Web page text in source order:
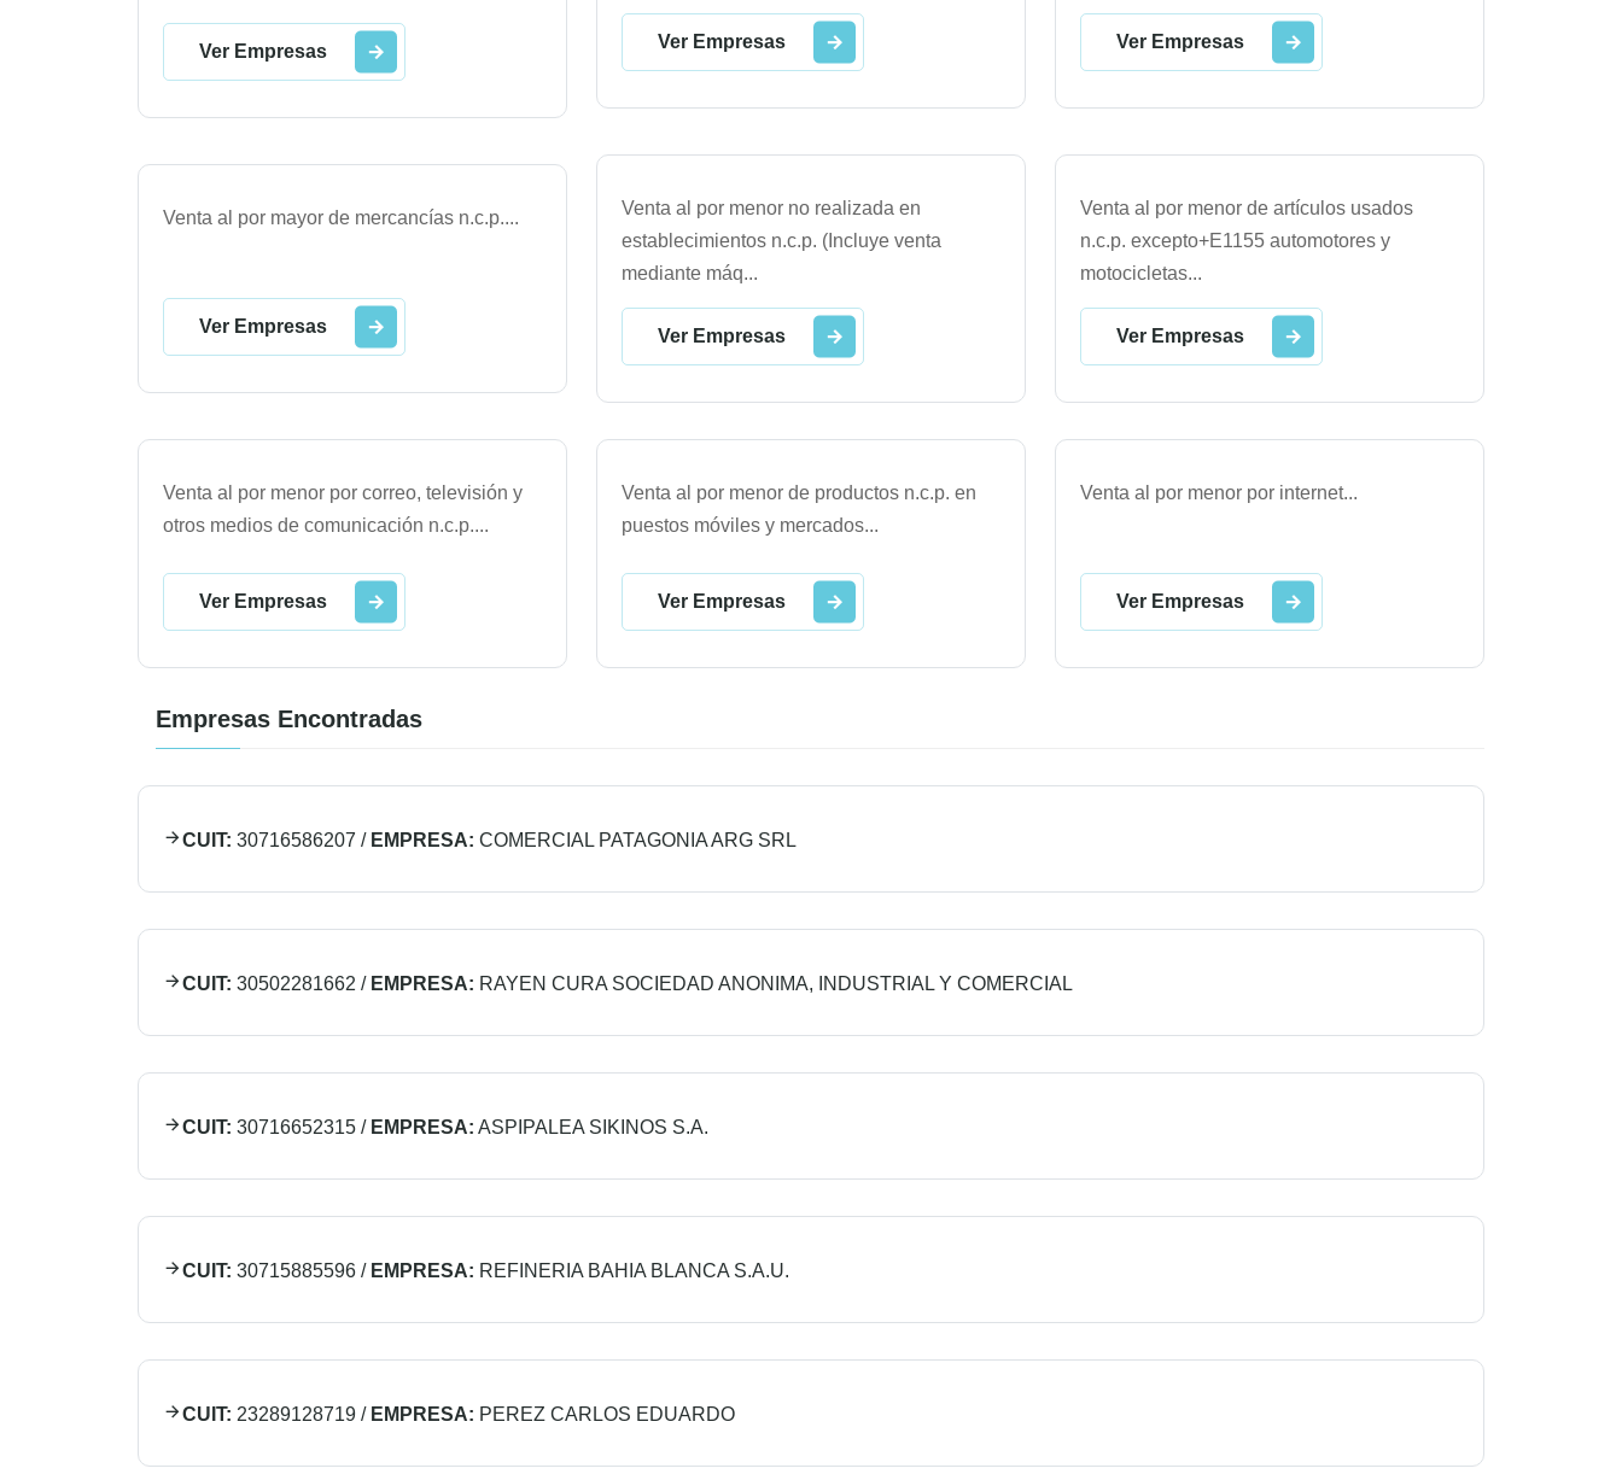
Ver Empresas Ver Empresas Ver Empresas
Venta al por mayor de mercancías n.c.p....
Ver Empresas
Venta al por menor no realizada en
establecimientos n.c.p. (Incluye venta
mediante máq...
Ver Empresas
Venta al por menor de artículos usados
n.c.p. excepto+E1155 automotores y
motocicletas...
Ver Empresas
Venta al por menor por correo, televisión y
otros medios de comunicación n.c.p....
Ver Empresas
Venta al por menor de productos n.c.p. en
puestos móviles y mercados...
Ver Empresas
Venta al por menor por internet...
Ver Empresas
Empresas Encontradas
CUIT: 30716586207 / EMPRESA: COMERCIAL PATAGONIA ARG SRL
CUIT: 30502281662 / EMPRESA: RAYEN CURA SOCIEDAD ANONIMA, INDUSTRIAL Y COMERCIAL
CUIT: 30716652315 / EMPRESA: ASPIPALEA SIKINOS S.A.
CUIT: 30715885596 / EMPRESA: REFINERIA BAHIA BLANCA S.A.U.
CUIT: 23289128719 / EMPRESA: PEREZ CARLOS EDUARDO